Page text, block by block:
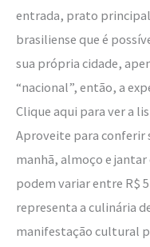
entrada, prato
brasiliense que é
sua própria cidade,
“nacional”, então, a
Clique aqui para ver a
Aproveite para conferir
manhã, almoço e jantar
podem variar entre R$
representa a culinária
manifestação cultural